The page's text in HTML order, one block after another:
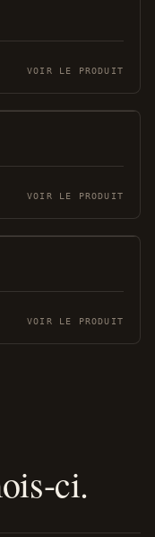
VOIR LE PRODUIT
VOIR LE PRODUIT
VOIR LE PRODUIT
ci.